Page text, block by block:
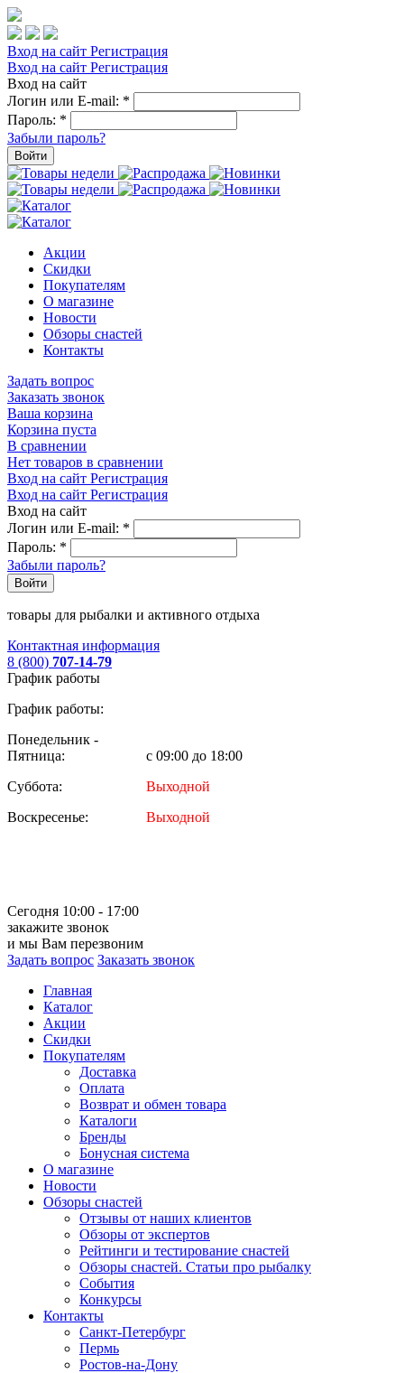
Вход на сайт Регистрация
Вход на сайт Регистрация
Вход на сайт
Логин или E-mail: *
Пароль: *
Забыли пароль?
Войти
Акции
Скидки
Покупателям
О магазине
Новости
Обзоры снастей
Контакты
Задать вопрос
Заказать звонок
Ваша корзина
Корзина пуста
В сравнении
Нет товаров в сравнении
Вход на сайт Регистрация
Вход на сайт Регистрация
Вход на сайт
Логин или E-mail: *
Пароль: *
Забыли пароль?
Войти
товары для рыбалки и активного отдыха
Контактная информация
8 (800) 707-14-79
График работы
График работы:
Понедельник -
Пятница:
с 09:00 до 18:00
Суббота:
Выходной
Воскресенье:
Выходной
Сегодня 10:00 - 17:00
закажите звонок
и мы Вам перезвоним
Задать вопрос Заказать звонок
Главная
Каталог
Акции
Скидки
Покупателям
Доставка
Оплата
Возврат и обмен товара
Каталоги
Бренды
Бонусная система
О магазине
Новости
Обзоры снастей
Отзывы от наших клиентов
Обзоры от экспертов
Рейтинги и тестирование снастей
Обзоры снастей. Статьи про рыбалку
События
Конкурсы
Контакты
Санкт-Петербург
Пермь
Ростов-на-Дону